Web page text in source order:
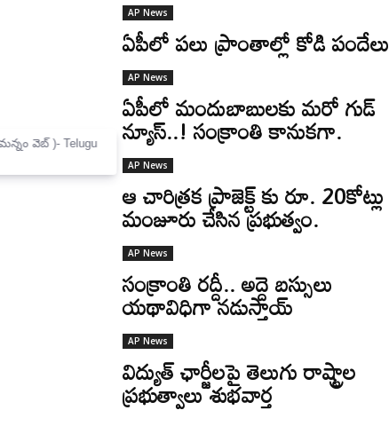
AP News
ఏపీలో పలు ప్రాంతాల్లో కోడి పందేలు
AP News
ఏపీలో మందుబాబులకు మరో గుడ్
న్యూస్..! సంక్రాంతి కానుకగా.
AP News
ఆ చారిత్రక ప్రాజెక్ట్ కు రూ. 20కోట్లు
మంజూరు చేసిన ప్రభుత్వం.
AP News
సంక్రాంతి రద్దీ.. అద్దె బస్సులు
యథావిధిగా నడుస్తాయ్
AP News
విద్యుత్‌ ఛార్జీలపై తెలుగు రాష్ట్రాల
ప్రభుత్వాలు శుభవార్త
×
Mannam Web (మన్నం వెబ్ )- Telugu